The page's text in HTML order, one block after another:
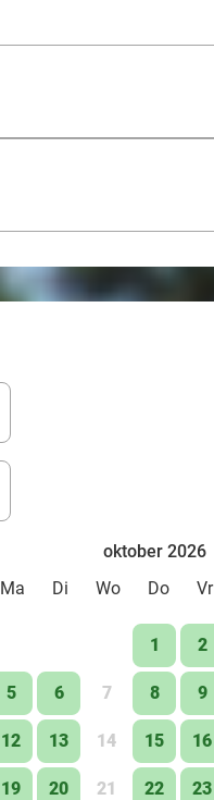
oktober 2026
Ma
Di Wo Do Vr
1 2
5 6 7 8 9
12 13 14 15 16
19 20 21 22 23